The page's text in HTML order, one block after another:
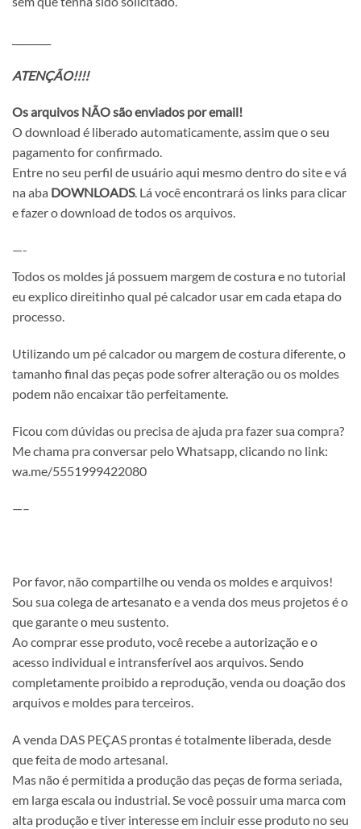
ATENÇÃO!!!!
Os arquivos NÃO são enviados por email!
O download é liberado automaticamente, assim que o seu
pagamento for confirmado.
Entre no seu perfil de usuário aqui mesmo dentro do site e vá
na aba DOWNLOADS. Lá você encontrará os links para clicar
e fazer o download de todos os arquivos.
—-
Todos os moldes já possuem margem de costura e no tutorial
eu explico direitinho qual pé calcador usar em cada etapa do
processo.
Utilizando um pé calcador ou margem de costura diferente, o
tamanho final das peças pode sofrer alteração ou os moldes
podem não encaixar tão perfeitamente.
Ficou com dúvidas ou precisa de ajuda pra fazer sua compra?
Me chama pra conversar pelo Whatsapp, clicando no link:
wa.me/5551999422080
—–
Por favor, não compartilhe ou venda os moldes e arquivos!
Sou sua colega de artesanato e a venda dos meus projetos é o
que garante o meu sustento.
Ao comprar esse produto, você recebe a autorização e o
acesso individual e intransferível aos arquivos. Sendo
completamente proibido a reprodução, venda ou doação dos
arquivos e moldes para terceiros.
A venda DAS PEÇAS prontas é totalmente liberada, desde
que feita de modo artesanal.
Mas não é permitida a produção das peças de forma seriada,
em larga escala ou industrial. Se você possuir uma marca com
alta produção e tiver interesse em incluir esse produto no seu